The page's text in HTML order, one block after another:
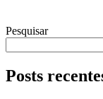
Pesquisar
Posts